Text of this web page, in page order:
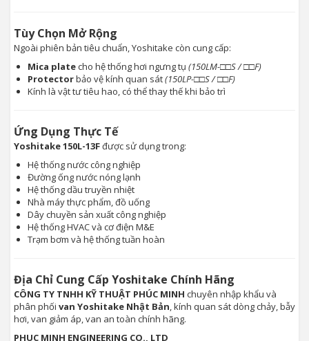
Tùy Chọn Mở Rộng
Ngoài phiên bản tiêu chuẩn, Yoshitake còn cung cấp:
Mica platecho hệ thống hơi ngưng tụ (150LM-□□S / □□F)
Protectorbảo vệ kính quan sát(150LP-□□S / □□F)
Kính là vật tư tiêu hao, có thể thay thế khi bảo trì
Ứng Dụng Thực Tế
Yoshitake 150L-13Fđược sử dụng trong:
Hệ thống nước công nghiệp
Đường ống nước nóng lạnh
Hệ thống dầu truyền nhiệt
Nhà máy thực phẩm, đồ uống
Dây chuyền sản xuất công nghiệp
Hệ thống HVAC và cơ điện M&E
Trạm bơm và hệ thống tuần hoàn
Địa Chỉ Cung Cấp Yoshitake Chính Hãng
CÔNG TY TNHH KỸ THUẬT PHÚC MINH chuyên nhập khẩu và
phân phối van Yoshitake Nhật Bản, kính quan sát dòng chảy, bẫy
hơi, van giảm áp, van an toàn chính hãng.
PHUC MINH ENGINEERING CO., LTD